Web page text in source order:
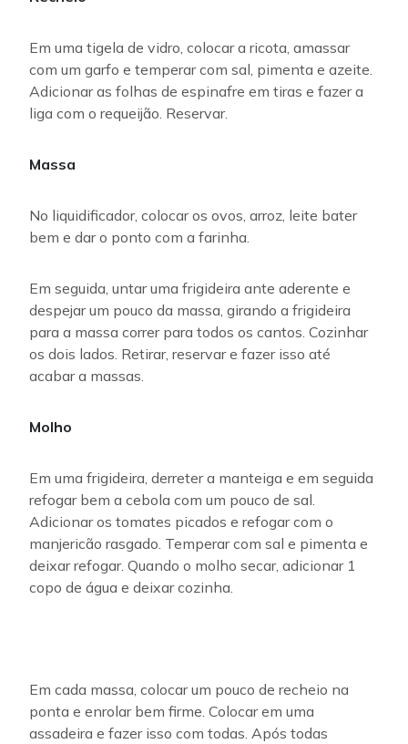
Em uma tigela de vidro, colocar a ricota, amassar
com um garfo e temperar com sal, pimenta e azeite.
Adicionar as folhas de espinafre em tiras e fazer a
liga com o requeijão. Reservar.
Massa
No liquidificador, colocar os ovos, arroz, leite bater
bem e dar o ponto com a farinha.
Em seguida, untar uma frigideira ante aderente e
despejar um pouco da massa, girando a frigideira
para a massa correr para todos os cantos. Cozinhar
os dois lados. Retirar, reservar e fazer isso até
acabar a massas.
Molho
Em uma frigideira, derreter a manteiga e em seguida
refogar bem a cebola com um pouco de sal.
Adicionar os tomates picados e refogar com o
manjericão rasgado. Temperar com sal e pimenta e
deixar refogar. Quando o molho secar, adicionar 1
copo de água e deixar cozinha.
Em cada massa, colocar um pouco de recheio na
ponta e enrolar bem firme. Colocar em uma
assadeira e fazer isso com todas. Após todas